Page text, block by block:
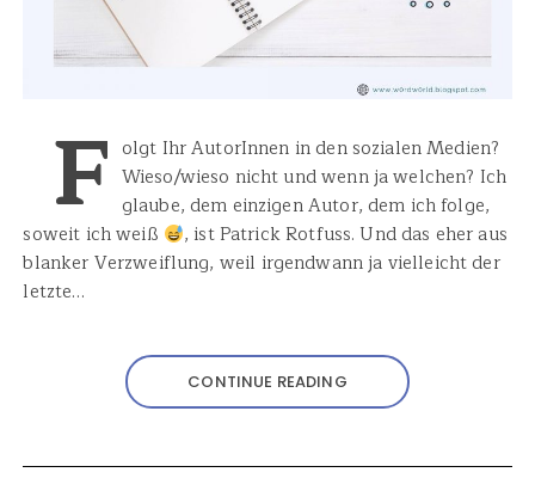
F olgt Ihr AutorInnen in den sozialen Medien?
Wieso/wieso nicht und wenn ja welchen? Ich
glaube, dem einzigen Autor, dem ich folge,
soweit ich weiß
, ist Patrick Rotfuss. Und das eher aus
blanker Verzweiflung, weil irgendwann ja vielleicht der
letzte…
CONTINUE READING